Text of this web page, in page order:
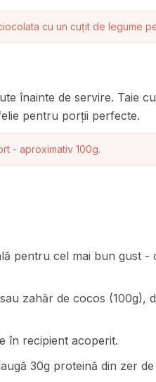
cu un cuțit de legume
înainte de servire. Taie
pentru porții perfecte.
- aproximativ 100g.
pentru cel mai bun gust -
zahăr de cocos (100g),
în recipient acoperit.
30g proteină din zer